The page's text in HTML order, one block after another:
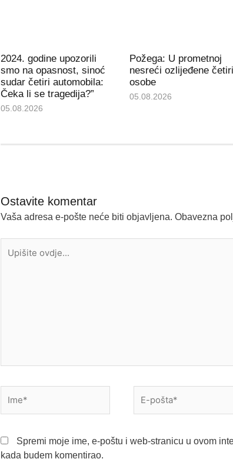
2024. godine upozorili
smo na opasnost, sinoć
sudar četiri automobila:
Čeka li se tragedija?”
05.08.2026
Požega: U prometnoj
nesreći ozlijeđene četiri
osobe
05.08.2026
Ostavite komentar
Vaša adresa e-pošte neće biti objavljena. Obavezna
ovdje...
pošta*
Spremi moje ime, e-poštu i web-stranicu u ovom
kada budem komentirao.